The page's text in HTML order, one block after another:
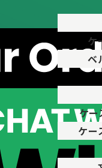
で比較的状態の良い
、目立つ場合があ
合があります。
ケ
ベ
ケー
ケー